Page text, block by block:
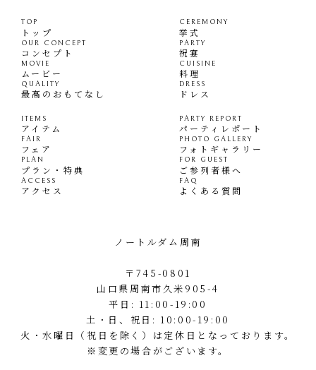
TOP
トップ
OUR CONCEPT
コンセプト
MOVIE
ムービー
QUALITY
最高のおもてなし
CEREMONY
挙式
PARTY
祝宴
CUISINE
料理
DRESS
ドレス
ITEMS
アイテム
FAIR
フェア
PLAN
プラン・特典
ACCESS
アクセス
PARTY REPORT
パーティレポート
PHOTO GALLERY
フォトギャラリー
FOR GUEST
ご参列者様へ
FAQ
よくある質問
ノートルダム周南
〒745-0801
山口県周南市久米905-4
平日: 11:00-19:00
土・日、祝日: 10:00-19:00
火・水曜日（祝日を除く）は定休日となっております。
※変更の場合がございます。